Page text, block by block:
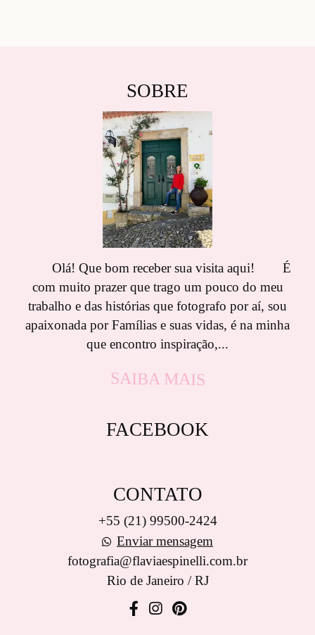
SOBRE
Olá! Que bom receber sua visita aqui! É
com muito prazer que trago um pouco do meu
trabalho e das histórias que fotografo por aí, sou
apaixonada por Famílias e suas vidas, é na minha
que encontro inspiração,...
SAIBA MAIS
FACEBOOK
CONTATO
+55 (21) 99500-2424
Enviar mensagem
fotografia@flaviaespinelli.com.br
Rio de Janeiro / RJ